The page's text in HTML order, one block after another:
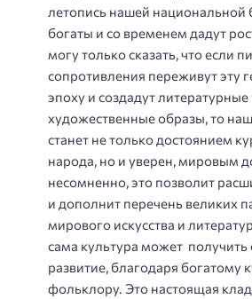
летопись нашей национальной
богаты и со временем дадут
могу только сказать, что если
сопротивления переживут эту
эпоху и создадут литературные
художественные образы, то
станет не только достоянием
народа, но и уверен, мировым
несомненно, это позволит
и дополнит перечень великих
мирового искусства и
сама культура может получить
развитие, благодаря богатому
фольклору. Это настоящая